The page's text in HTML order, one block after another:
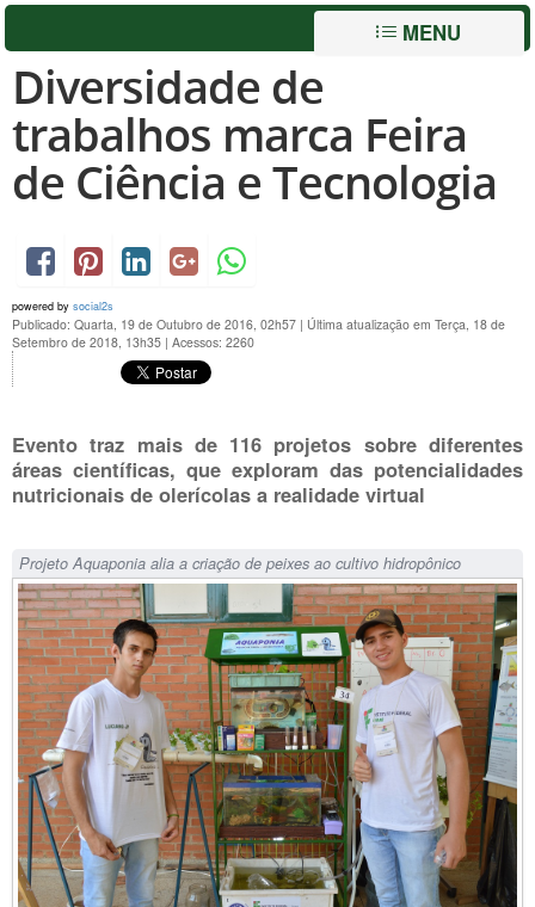
MENU
Diversidade de
trabalhos marca Feira
de Ciência e Tecnologia
powered by social2s
Publicado: Quarta, 19 de Outubro de 2016, 02h57 | Última atualização em Terça, 18 de
Setembro de 2018, 13h35 | Acessos: 2260
Evento traz mais de 116 projetos sobre diferentes
áreas científicas, que exploram das potencialidades
nutricionais de olerícolas a realidade virtual
Projeto Aquaponia alia a criação de peixes ao cultivo hidropônico